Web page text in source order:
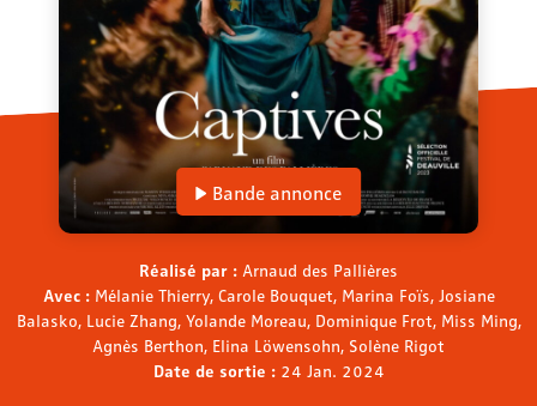
Bande annonce
Réalisé par : Arnaud des Pallières
Avec : Mélanie Thierry, Carole Bouquet, Marina Foïs, Josiane
Balasko, Lucie Zhang, Yolande Moreau, Dominique Frot, Miss Ming,
Agnès Berthon, Elina Löwensohn, Solène Rigot
Date de sortie : 24 Jan. 2024